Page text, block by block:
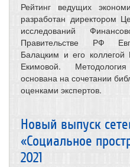
Рейтинг ведущих
разработан директором
исследований
Правительстве РФ
Балацким и его коллегой
Екимовой.
основана на сочетании
оценками экспертов.
Новый выпуск
«Социальное
2021